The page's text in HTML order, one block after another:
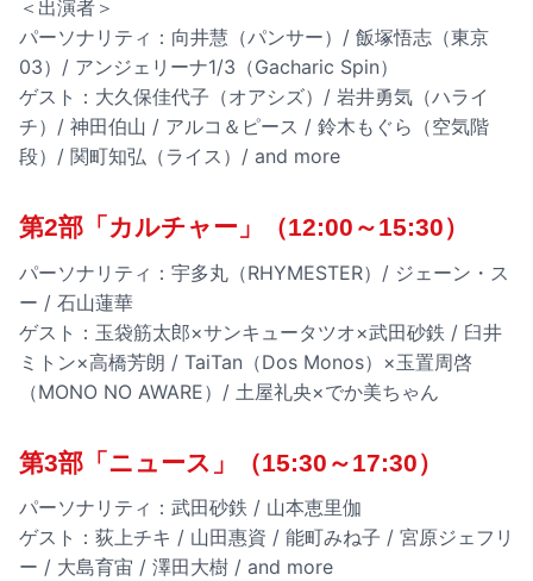
＜出演者＞
パーソナリティ：向井慧（パンサー）/ 飯塚悟志（東京
03）/ アンジェリーナ1/3（Gacharic Spin）
ゲスト：大久保佳代子（オアシズ）/ 岩井勇気（ハライ
チ）/ 神田伯山 / アルコ＆ピース / 鈴木もぐら（空気階
段）/ 関町知弘（ライス）/ and more
第2部「カルチャー」（12:00～15:30）
パーソナリティ：宇多丸（RHYMESTER）/ ジェーン・ス
ー / 石山蓮華
ゲスト：玉袋筋太郎×サンキュータツオ×武田砂鉄 / 臼井
ミトン×高橋芳朗 / TaiTan（Dos Monos）×玉置周啓
（MONO NO AWARE）/ 土屋礼央×でか美ちゃん
第3部「ニュース」（15:30～17:30）
パーソナリティ：武田砂鉄 / 山本恵里伽
ゲスト：荻上チキ / 山田惠資 / 能町みね子 / 宮原ジェフリ
ー / 大島育宙 / 澤田大樹 / and more